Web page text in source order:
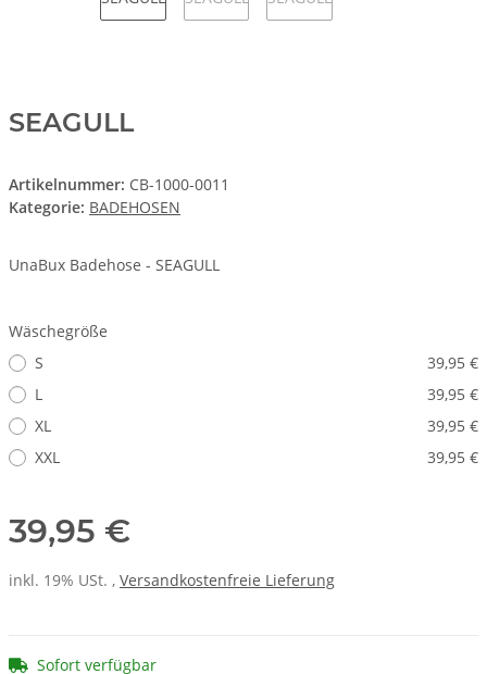
SEAGULL
Artikelnummer: CB-1000-0011
Kategorie: BADEHOSEN
UnaBux Badehose - SEAGULL
Wäschegröße
S
39,95 €
L
39,95 €
XL
39,95 €
XXL
39,95 €
39,95 €
inkl. 19% USt. , Versandkostenfreie Lieferung
Sofort verfügbar